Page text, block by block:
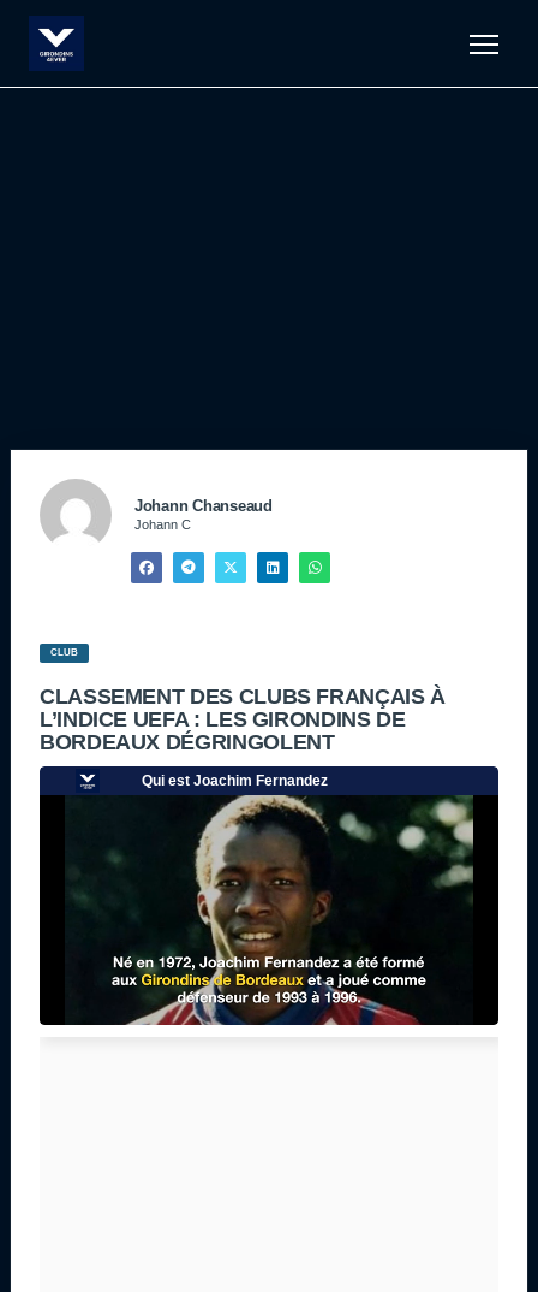
Johann Chanseaud
Johann C
CLUB
CLASSEMENT DES CLUBS FRANÇAIS À
L’INDICE UEFA : LES GIRONDINS DE
BORDEAUX DÉGRINGOLENT